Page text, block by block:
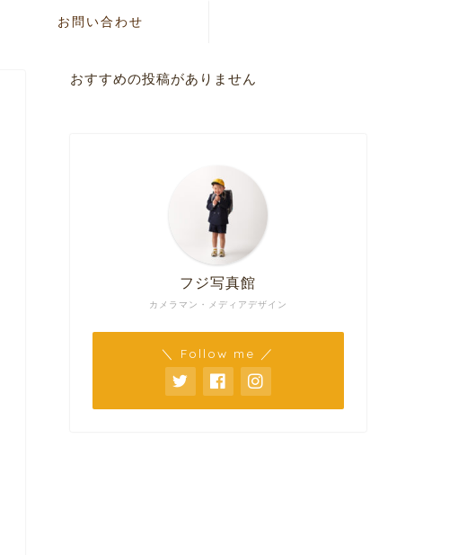
お問い合わせ
おすすめの投稿がありません
カメラマン・メディアデザイン
フジ写真館
＼ Follow me ／